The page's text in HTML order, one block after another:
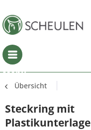
Menü
Übersicht
Steckring mit
Plastikunterlage